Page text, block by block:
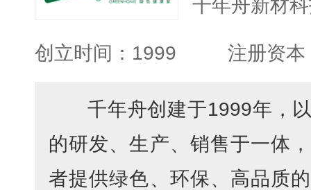
创立时间：1999 注册资
千年舟创建于1999年，
的研发、生产、销售于一体
者提供绿色、环保、高品质